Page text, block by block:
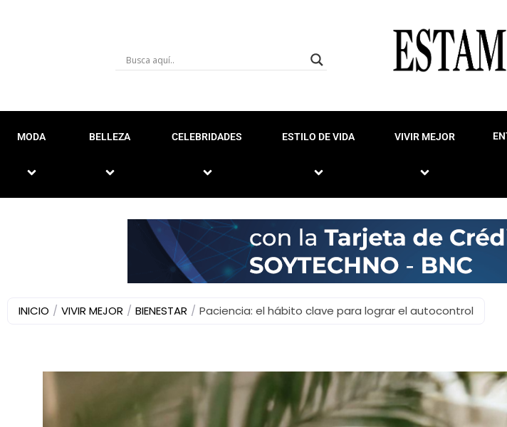
MODA BELLEZA CELEBRIDADES ESTILO DE VIDA VIVIR MEJOR
INICIO / VIVIR MEJOR / BIENESTAR / Paciencia: el hábito clave para lograr el autocontrol